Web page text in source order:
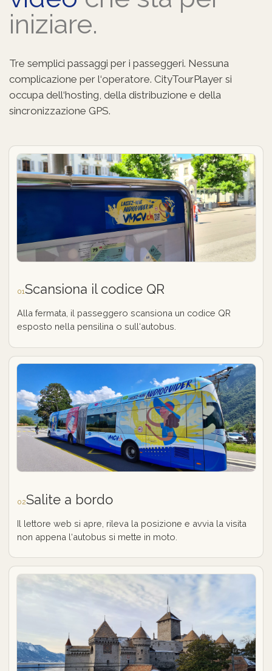
iniziare.
Tre semplici passaggi per i passeggeri. Nessuna
complicazione per l‘operatore. CityTourPlayer si
occupa dell‘hosting, della distribuzione e della
sincronizzazione GPS.
01Scansiona il codice QR
Alla fermata, il passeggero scansiona un codice QR
esposto nella pensilina o sull‘autobus.
02Salite a bordo
Il lettore web si apre, rileva la posizione e avvia la visita
non appena l‘autobus si mette in moto.